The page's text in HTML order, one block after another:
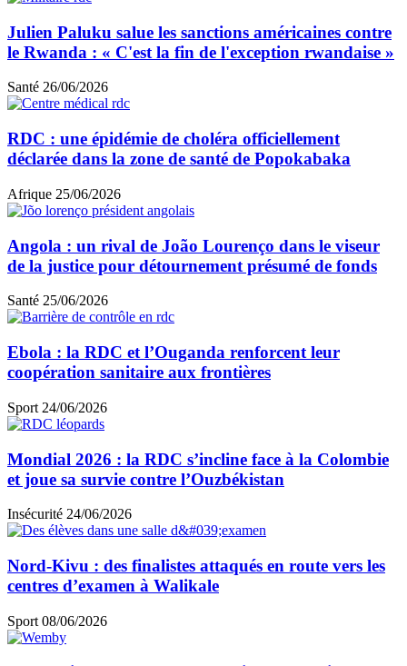
Julien Paluku salue les sanctions américaines contre
le Rwanda : « C'est la fin de l'exception rwandaise »
Santé 26/06/2026
RDC : une épidémie de choléra officiellement
déclarée dans la zone de santé de Popokabaka
Afrique 25/06/2026
Angola : un rival de João Lourenço dans le viseur
de la justice pour détournement présumé de fonds
Santé 25/06/2026
Ebola : la RDC et l’Ouganda renforcent leur
coopération sanitaire aux frontières
Sport 24/06/2026
Mondial 2026 : la RDC s’incline face à la Colombie
et joue sa survie contre l’Ouzbékistan
Insécurité 24/06/2026
Nord-Kivu : des finalistes attaqués en route vers les
centres d’examen à Walikale
Sport 08/06/2026